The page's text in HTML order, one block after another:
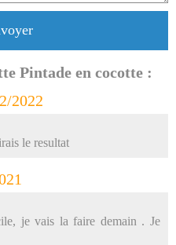
Pintade en cocotte :
2022
le resultat
je vais la faire demain . Je